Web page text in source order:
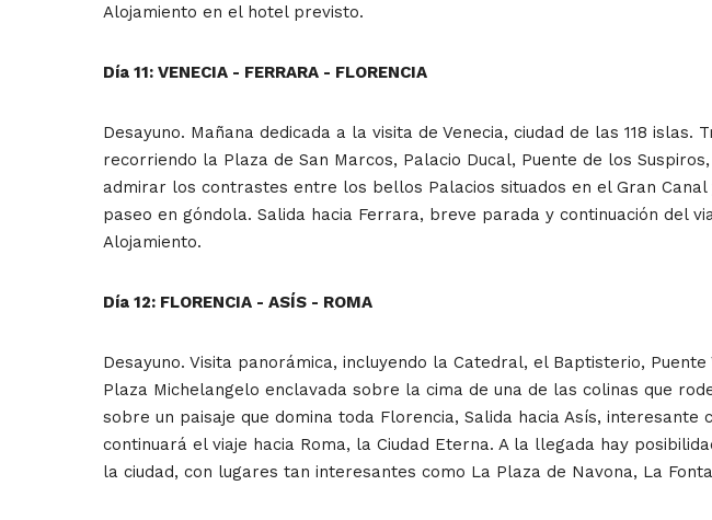
Alojamiento en el hotel previsto.
Día 11: VENECIA - FERRARA - FLORENCIA
Desayuno. Mañana dedicada a la visita de Venecia, ciudad de las 118
recorriendo la Plaza de San Marcos, Palacio Ducal, Puente de los
admirar los contrastes entre los bellos Palacios situados en el Gran
paseo en góndola. Salida hacia Ferrara, breve parada y continuación del
Alojamiento.
Día 12: FLORENCIA - ASÍS - ROMA
Desayuno. Visita panorámica, incluyendo la Catedral, el Baptisterio,
Plaza Michelangelo enclavada sobre la cima de una de las colinas que
sobre un paisaje que domina toda Florencia, Salida hacia Asís,
continuará el viaje hacia Roma, la Ciudad Eterna. A la llegada hay
la ciudad, con lugares tan interesantes como La Plaza de Navona, La